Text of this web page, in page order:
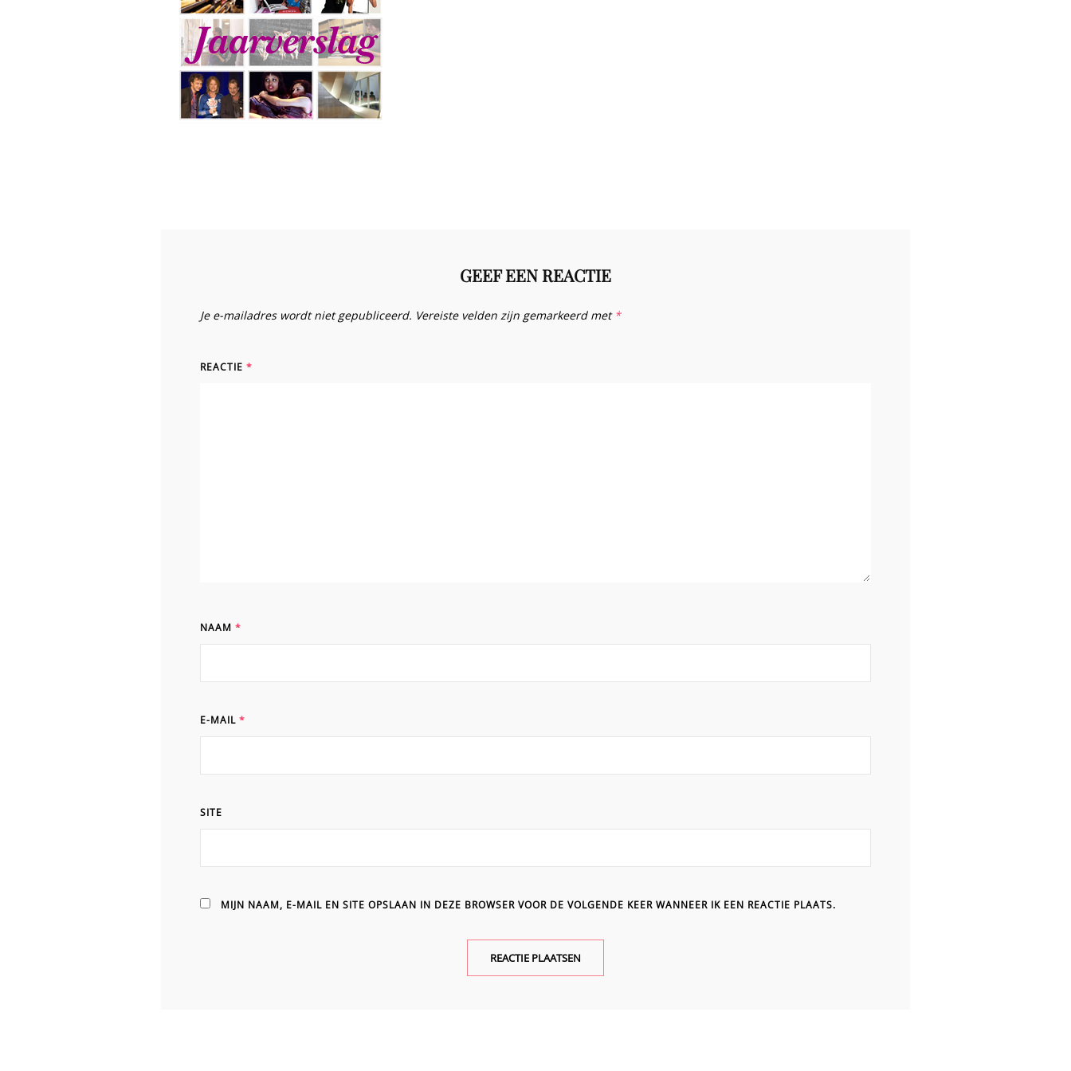
GEEF EEN REACTIE
Je e-mailadres wordt niet gepubliceerd. Vereiste velden zijn gemarkeerd met *
REACTIE *
NAAM *
E-MAIL *
SITE
MIJN NAAM, E-MAIL EN SITE OPSLAAN IN DEZE BROWSER VOOR DE VOLGENDE KEER WANNEER IK EEN REACTIE PLAATS.